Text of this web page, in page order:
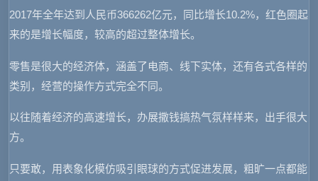
2017年全年达到人民币366262亿元，同比增长10.2%，红色圈起
来的是增长幅度，较高的超过整体增长。
零售是很大的经济体，涵盖了电商、线下实体，还有各式各样的
类别，经营的操作方式完全不同。
以往随着经济的高速增长，办展撒钱搞热气氛样样来，出手很大
方。
只要敢，用表象化模仿吸引眼球的方式促进发展，粗旷一点都能